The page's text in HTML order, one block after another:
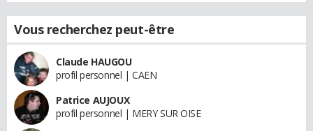
Vous recherchez peut-être
Claude HAUGOU
profil personnel | CAEN
Patrice AUJOUX
profil personnel | MERY SUR OISE